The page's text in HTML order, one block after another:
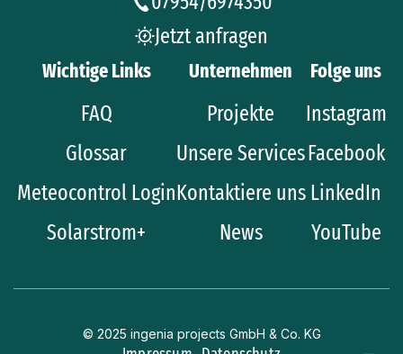
Jetzt anfragen
Wichtige Links
FAQ
Glossar
Meteocontrol Login
Solarstrom+
Unternehmen
Projekte
Unsere Services
Kontaktiere uns
News
Folge uns
Instagram
Facebook
LinkedIn
YouTube
© 2025 ingenia projects GmbH & Co. KG